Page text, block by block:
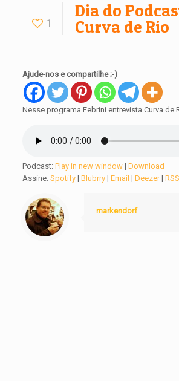
1
Dia do
Curva de Rio
Ajude-nos e compartilhe ;-)
Nesse programa Febrini entrevista Curva de
Podcast:Play in new window |Download
Assine:Spotify |Blubrry |Email |Deezer|RSS
markendorf